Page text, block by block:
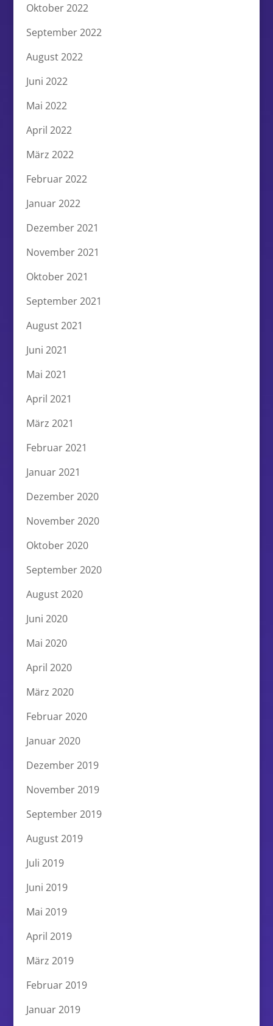
Oktober 2022
September 2022
August 2022
Juni 2022
Mai 2022
April 2022
März 2022
Februar 2022
Januar 2022
Dezember 2021
November 2021
Oktober 2021
September 2021
August 2021
Juni 2021
Mai 2021
April 2021
März 2021
Februar 2021
Januar 2021
Dezember 2020
November 2020
Oktober 2020
September 2020
August 2020
Juni 2020
Mai 2020
April 2020
März 2020
Februar 2020
Januar 2020
Dezember 2019
November 2019
September 2019
August 2019
Juli 2019
Juni 2019
Mai 2019
April 2019
März 2019
Februar 2019
Januar 2019